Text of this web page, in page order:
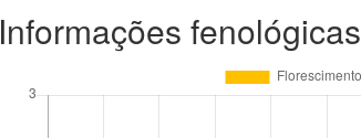
Informações fenológicas